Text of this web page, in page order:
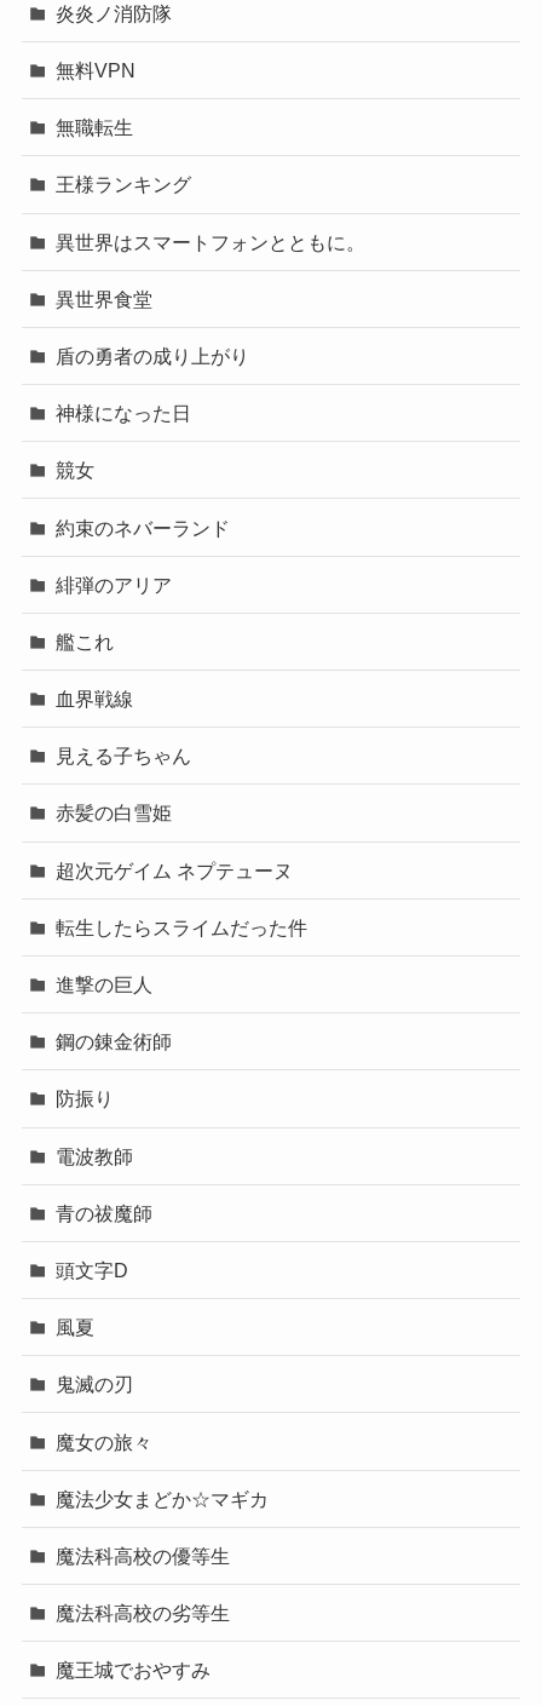
炎炎ノ消防隊
無料VPN
無職転生
王様ランキング
異世界はスマートフォンとともに。
異世界食堂
盾の勇者の成り上がり
神様になった日
競女
約束のネバーランド
緋弾のアリア
艦これ
血界戦線
見える子ちゃん
赤髪の白雪姫
超次元ゲイム ネプテューヌ
転生したらスライムだった件
進撃の巨人
鋼の錬金術師
防振り
電波教師
青の祓魔師
頭文字D
風夏
鬼滅の刃
魔女の旅々
魔法少女まどか☆マギカ
魔法科高校の優等生
魔法科高校の劣等生
魔王城でおやすみ